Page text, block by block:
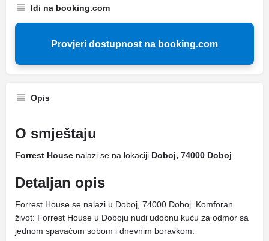
Idi na booking.com
Provjeri dostupnost na booking.com
Opis
O smještaju
Forrest House nalazi se na lokaciji Doboj, 74000 Doboj
Detaljan opis
Forrest House se nalazi u Doboj, 74000 Doboj. Komforan
život: Forrest House u Doboju nudi udobnu kuću za odmor sa
jednom spavaćom sobom i dnevnim boravkom.